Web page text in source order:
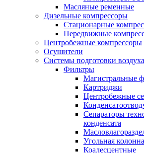
Масляные ременные
Дизельные компрессоры
Стационарные
Передвижные
Центробежные компрессоры
Осушители
Системы подготовки воздуха
Фильтры
Магистральные
Картриджи
Центробежные
Сепараторы
конденсата
Угольная колонна
Коалесцентные